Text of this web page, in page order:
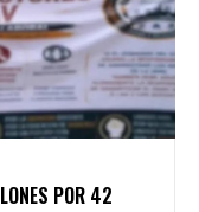
POR 42